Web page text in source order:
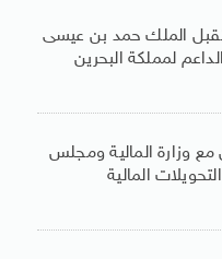
الملك حمد بن عيسى
لمملكة البحرين
وزارة المالية ومجلس
المالية